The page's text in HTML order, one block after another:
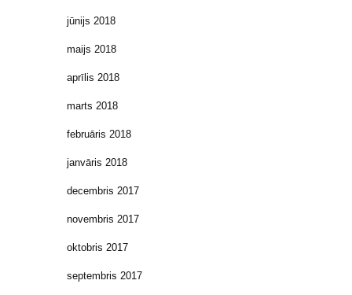
jūnijs 2018
maijs 2018
aprīlis 2018
marts 2018
februāris 2018
janvāris 2018
decembris 2017
novembris 2017
oktobris 2017
septembris 2017